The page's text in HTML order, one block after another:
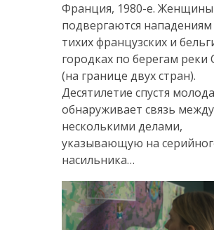
Франция, 1980-е. Женщины
подвергаются нападениям
тихих французских и
городках по берегам реки
(на границе двух стран).
Десятилетие спустя
обнаруживает связь между
несколькими делами,
указывающую на
насильника…